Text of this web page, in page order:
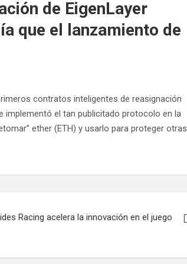
de EigenLayer
que el lanzamiento de
contratos inteligentes de reasignación
implementó el tan publicitado protocolo en la
ether (ETH) y usarlo para proteger otras
Racing acelera la innovación en el juego